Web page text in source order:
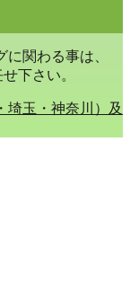
関わる事は、
下さい。